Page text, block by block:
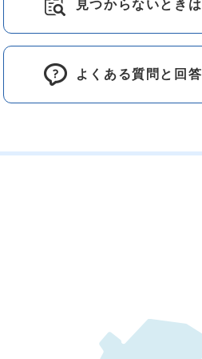
見つからないときは
よくある質問と回答